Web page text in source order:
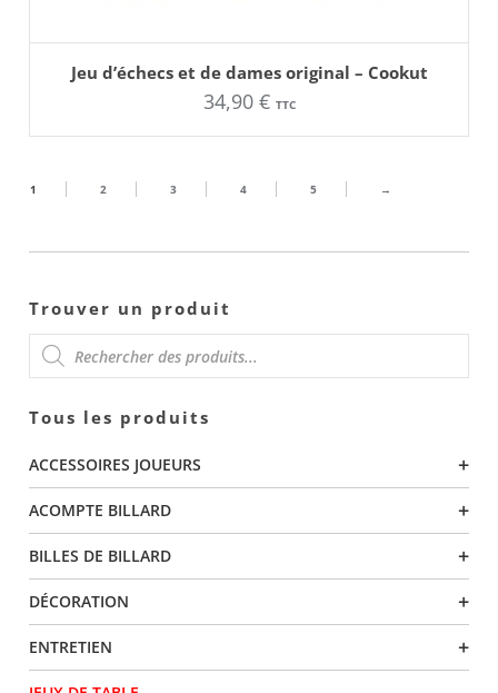
Trouver un produit
RECHERCHE
DE
PRODUITS
Tous les produits
ACCESSOIRES JOUEURS +
ACOMPTE BILLARD +
BILLES DE BILLARD +
DÉCORATION +
ENTRETIEN +
Jeu d’échecs et de dames original – Cookut
34,90 € TTC
1 2 3 4 5 →